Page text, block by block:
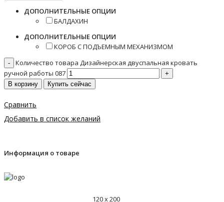
ДОПОЛНИТЕЛЬНЫЕ ОПЦИИ
БАЛДАХИН
ДОПОЛНИТЕЛЬНЫЕ ОПЦИИ
КОРОБ С ПОДЪЕМНЫМ МЕХАНИЗМОМ
Количество товара Дизайнерская двуспальная кровать
ручной работы 087
В корзину Купить сейчас
Сравнить
Добавить в список желаний
Информация о товаре
120 х 200